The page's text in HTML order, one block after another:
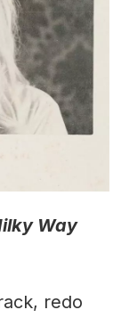
Way
redo